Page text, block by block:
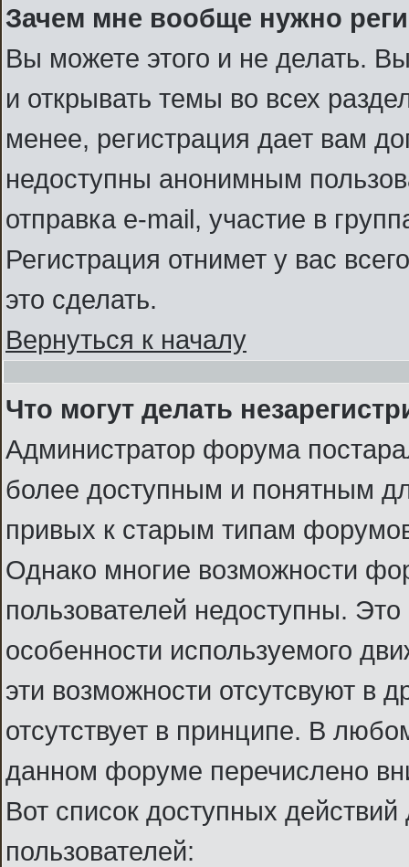
Зачем мне вообще нужно
Вы можете этого и не делать.
и открывать темы во всех
менее, регистрация дает вам
недоступны анонимным
отправка e-mail, участие в
Регистрация отнимет у вас
это сделать.
Вернуться к началу
Что могут делать
Администратор форума
более доступным и понятным
привых к старым типам
Однако многие возможности
пользователей недоступны.
особенности используемого
эти возможности отсутсвуют в
отсутствует в принципе. В
данном форуме перечислено
Вот список доступных
пользователей: